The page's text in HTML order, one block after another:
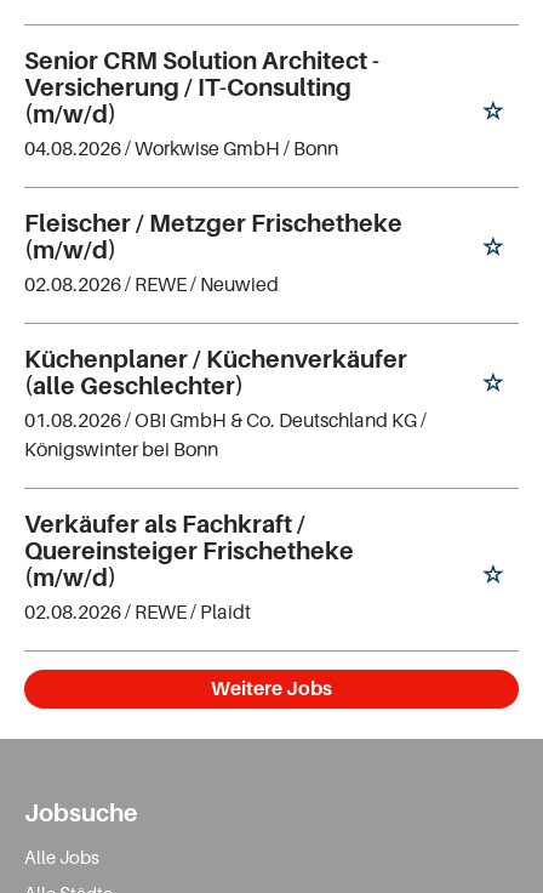
Senior CRM Solution Architect -
Versicherung / IT-Consulting
(m/w/d)
04.08.2026 /Workwise GmbH / Bonn
Fleischer / Metzger Frischetheke
(m/w/d)
02.08.2026 / REWE/ Neuwied
Küchenplaner / Küchenverkäufer
(alle Geschlechter)
01.08.2026 /OBI GmbH & Co. Deutschland KG/
Königswinter bei Bonn
Verkäufer als Fachkraft /
Quereinsteiger Frischetheke
(m/w/d)
02.08.2026 / REWE/ Plaidt
Weitere Jobs
Jobsuche
Alle Jobs